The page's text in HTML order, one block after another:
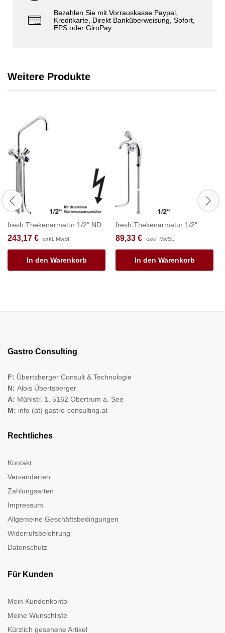
Bezahlen Sie mit Vorrauskasse Paypal,
Kreditkarte, Direkt Banküberweisung, Sofort,
EPS oder GiroPay
Weitere Produkte
fresh Thekenarmatur 1/2″ ND
243,17 € exkl. MwSt.
In den Warenkorb
fresh Thekenarmatur 1/2″
89,33 € exkl. MwSt.
In den Warenkorb
Gastro Consulting
F: Übertsberger Consult & Technologie
N: Alois Übertsberger
A: Mühlstr. 1, 5162 Obertrum a. See
M: info (at) gastro-consulting.at
Rechtliches
Kontakt
Versandarten
Zahlungsarten
Impressum
Allgemeine Geschäftsbedingungen
Widerrufsbelehrung
Datenschutz
Für Kunden
Mein Kundenkonto
Meine Wunschliste
Kürzlich gesehene Artikel